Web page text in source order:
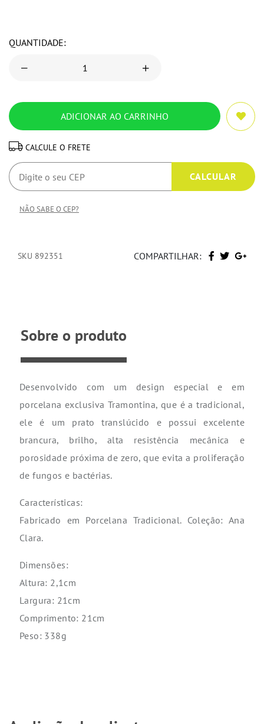
QUANTIDADE:
CALCULE O FRETE
NÃO SABE O CEP?
SKU 892351 COMPARTILHAR:
Sobre o produto
Desenvolvido com um design especial e em
porcelana exclusiva Tramontina, que é a tradicional,
ele é um prato translúcido e possui excelente
brancura, brilho, alta resistência mecânica e
porosidade próxima de zero, que evita a proliferação
de fungos e bactérias.
Características:
Fabricado em Porcelana Tradicional. Coleção: Ana
Clara.
Dimensões:
Altura: 2,1cm
Largura: 21cm
Comprimento: 21cm
Peso: 338g